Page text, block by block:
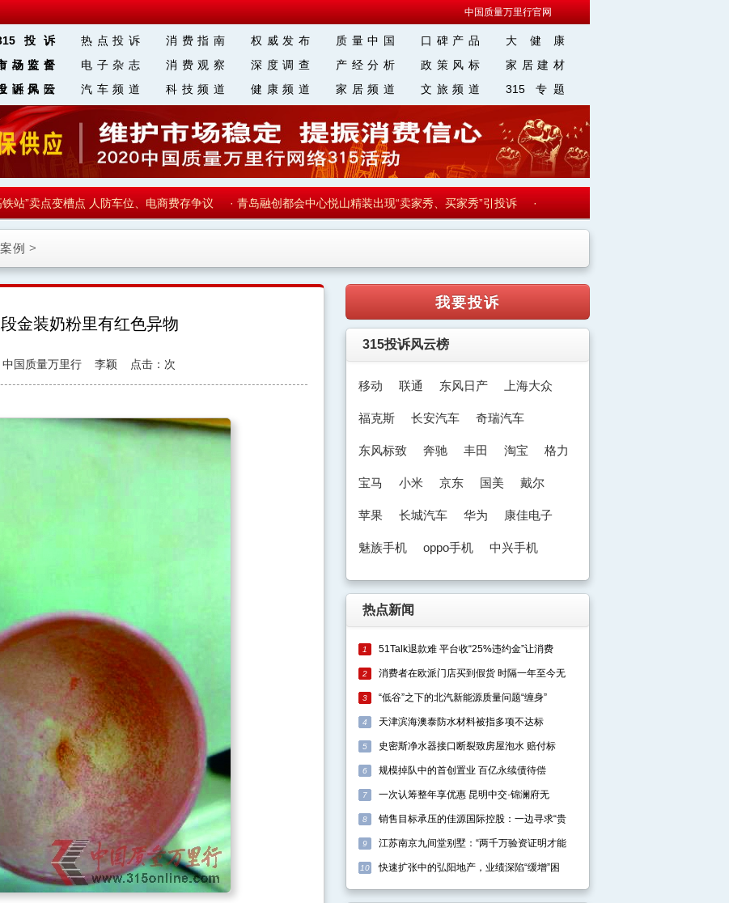
中国质量万里行官网
投诉 热点投诉 消费指南 权威发布 质量中国 口碑产品
大 健 康
品安全
场监督 电子杂志 消费观察 深度调查 产经分析 政策风标
家居建材
融保险
诉风云 汽车频道 科技频道 健康频道 家居频道 文旅频道
315 专题
区 块 链
”卖点变槽点 人防车位、电商费存争议 青岛融创都会中心悦山精装出现“卖家秀、买家秀”引投诉 【走向我们的小康生活】来自陕西安康
例 >
金装奶粉里有红色异物
中国质量万里行 李颖 点击： 次
我要投诉
315投诉风云榜
移动 联通 东风日产 上海大众
福克斯 长安汽车 奇瑞汽车
东风标致 奔驰 丰田 淘宝 格力
宝马 小米 京东 国美 戴尔
苹果 长城汽车 华为 康佳电子
魅族手机 oppo手机 中兴手机
奥迪
热点新闻
1 51Talk退款难 平台收“25%违约金”让消费
2 消费者在欧派门店买到假货 时隔一年至今无
3 “低谷”之下的北汽新能源质量问题“缠身”
4 天津滨海澳泰防水材料被指多项不达标
5 史密斯净水器接口断裂致房屋泡水 赔付标
6 规模掉队中的首创置业 百亿永续债待偿
7 一次认筹整年享优惠 昆明中交·锦澜府无
8 销售目标承压的佳源国际控股：一边寻求“贵
9 江苏南京九间堂别墅：“两千万验资证明才能
10 快速扩张中的弘阳地产，业绩深陷“缓增”困